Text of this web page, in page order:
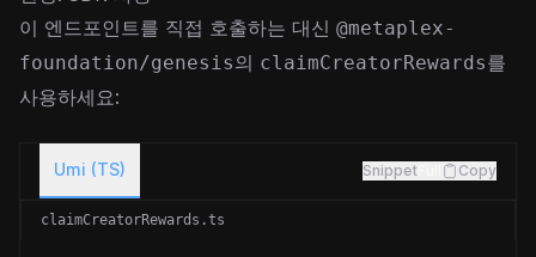
이 엔드포인트를 직접 호출하는 대신 @metaplex-
foundation/genesis의 claimCreatorRewards를
사용하세요:
Umi (TS) Snippet Copy
claimCreatorRewards.ts